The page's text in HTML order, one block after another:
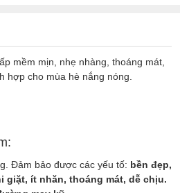
mềm mịn, nhẹ nhàng, thoáng mát,
hợp cho mùa hè nắng nóng.
Đảm bảo được các yếu tố: bền đẹp,
giặt, ít nhăn, thoáng mát, dễ chịu.